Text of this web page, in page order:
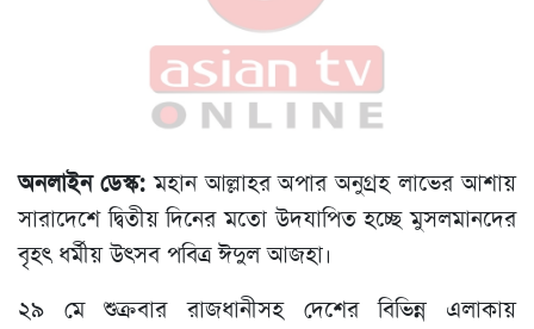
অনলাইন ডেস্ক:মহান আল্লাহর অপার অনুগ্রহ লাভের আশায়
সারাদেশে দ্বিতীয় দিনের মতো উদযাপিত হচ্ছে মুসলমানদের
বৃহৎ ধর্মীয় উৎসব পবিত্র ঈদুল আজহা।
২৯ মে শুক্রবার রাজধানীসহ দেশের বিভিন্ন এলাকায়